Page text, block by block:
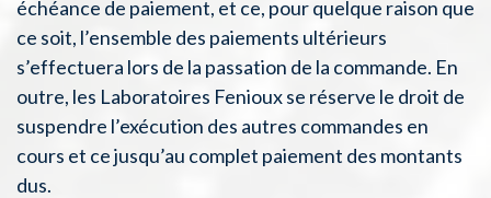
échéance de paiement, et ce, pour quelque raison que
ce soit, l’ensemble des paiements ultérieurs
s’effectuera lors de la passation de la commande. En
outre, les Laboratoires Fenioux se réserve le droit de
suspendre l’exécution des autres commandes en
cours et ce jusqu’au complet paiement des montants
dus.